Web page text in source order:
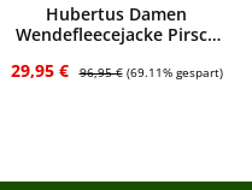
Hubertus Damen
Wendefleecejacke Pirsch
Verkaufspreis:
29,95 € Regulärer Preis:
96,95 € (69.11% gespart)